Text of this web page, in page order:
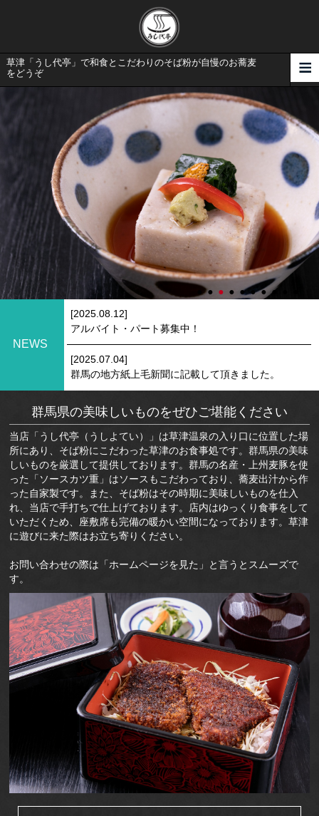
草津「うし代亭」で和食とこだわりのそば粉が自慢のお蕎麦
をどうぞ
NEWS
[2025.08.12]
アルバイト・パート募集中！
[2025.07.04]
群馬の地方紙上毛新聞に記載して頂きました。
群馬県の美味しいものをぜひご堪能ください
当店「うし代亭（うしよてい）」は草津温泉の入り口に位置した場
所にあり、そば粉にこだわった草津のお食事処です。群馬県の美味
しいものを厳選して提供しております。群馬の名産・上州麦豚を使
った「ソースカツ重」はソースもこだわっており、蕎麦出汁から作
った自家製です。また、そば粉はその時期に美味しいものを仕入
れ、当店で手打ちで仕上げております。店内はゆっくり食事をして
いただくため、座敷席も完備の暖かい空間になっております。草津
に遊びに来た際はお立ち寄りください。
お問い合わせの際は「ホームページを見た」と言うとスムーズで
す。